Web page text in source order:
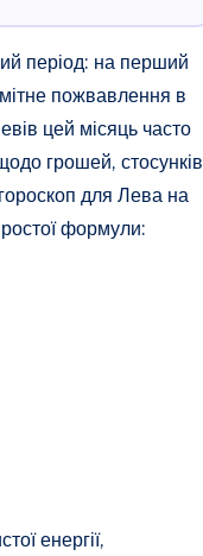
період: на перший
пожвавлення в
цей місяць часто
грошей, стосунків
для Лева на
формули:
енергії,